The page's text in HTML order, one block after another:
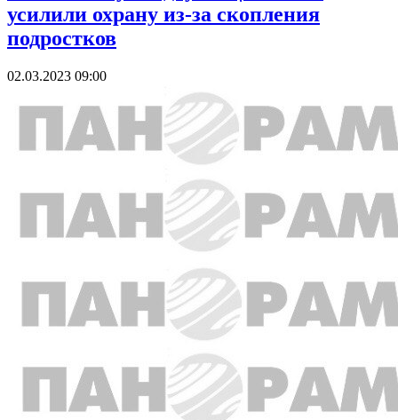
усилили охрану из-за скопления
подростков
02.03.2023 09:00